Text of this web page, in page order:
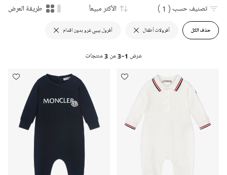
حذف الكل أفرولات أطفال أفرول بيبي غرو بدون اقدام
تصنيف حسب ( 1 ) الأكثر مبيعاً طريقة العرض
عرض 1-3 من 3 منتجات